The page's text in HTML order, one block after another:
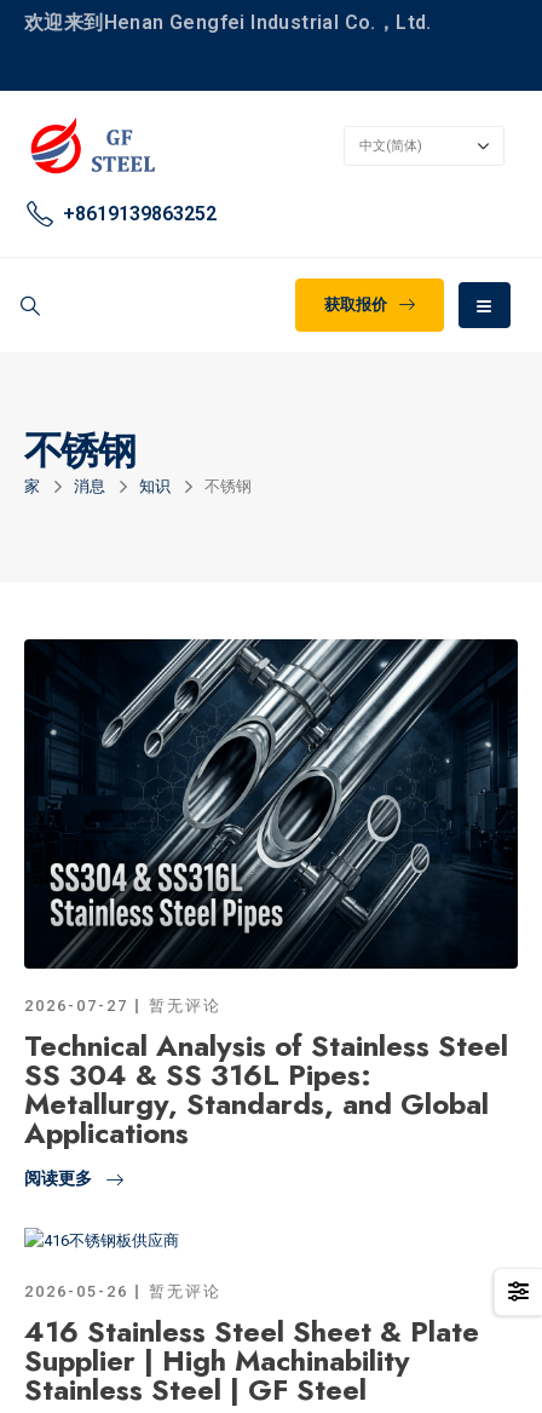
欢迎来到Henan Gengfei Industrial Co.，Ltd.
+8619139863252
获取报价
不锈钢
家 消息 知识 不锈钢
2026-07-27 暂无评论
Technical Analysis of Stainless Steel
SS 304 & SS 316L Pipes:
Metallurgy, Standards, and Global
Applications
阅读更多
2026-05-26 暂无评论
416 Stainless Steel Sheet & Plate
Supplier | High Machinability
Stainless Steel | GF Steel